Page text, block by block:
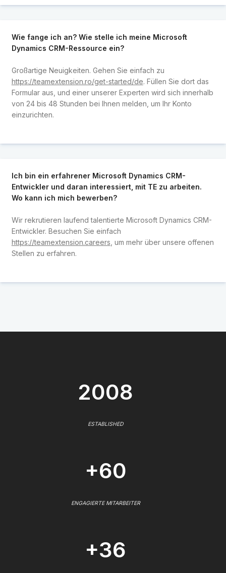
Wie fange ich an? Wie stelle ich meine Microsoft
Dynamics CRM-Ressource ein?
Großartige Neuigkeiten. Gehen Sie einfach zu
https://teamextension.ro/get-started/de. Füllen Sie dort das
Formular aus, und einer unserer Experten wird sich innerhalb
von 24 bis 48 Stunden bei Ihnen melden, um Ihr Konto
einzurichten.
Ich bin ein erfahrener Microsoft Dynamics CRM-
Entwickler und daran interessiert, mit TE zu arbeiten.
Wo kann ich mich bewerben?
Wir rekrutieren laufend talentierte Microsoft Dynamics CRM-
Entwickler. Besuchen Sie einfach
https://teamextension.careers , um mehr über unsere offenen
Stellen zu erfahren.
2008
ESTABLISHED
+60
ENGAGIERTE MITARBEITER
+36